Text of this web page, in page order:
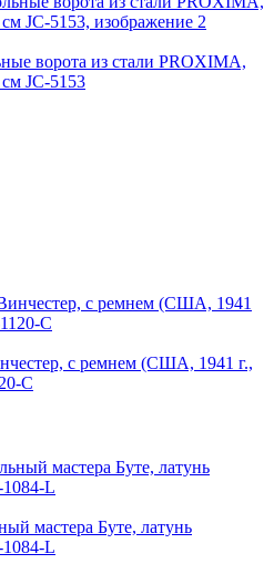
ворота из стали PROXIMA,
JC-5153
с ремнем (США, 1941 г.,
C
мастера Буте, латунь
L